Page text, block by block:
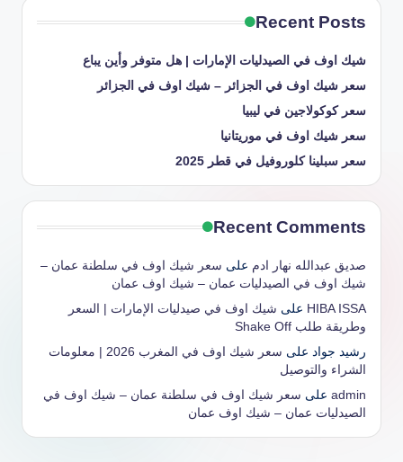
Recent Posts
شيك اوف في الصيدليات الإمارات | هل متوفر وأين يباع
سعر شيك اوف في الجزائر – شيك اوف في الجزائر
سعر كوكولاجين في ليبيا
سعر شيك اوف في موريتانيا
سعر سبلينا كلوروفيل في قطر 2025
Recent Comments
صديق عبدالله نهار ادم على سعر شيك اوف في سلطنة عمان –
شيك اوف في الصيدليات عمان – شيك اوف عمان
HIBA ISSA على شيك اوف في صيدليات الإمارات | السعر
وطريقة طلب Shake Off
رشيد جواد على
سعر شيك اوف في المغرب 2026 | معلومات
الشراء والتوصيل
admin على سعر شيك اوف في سلطنة عمان – شيك اوف في
الصيدليات عمان – شيك اوف عمان